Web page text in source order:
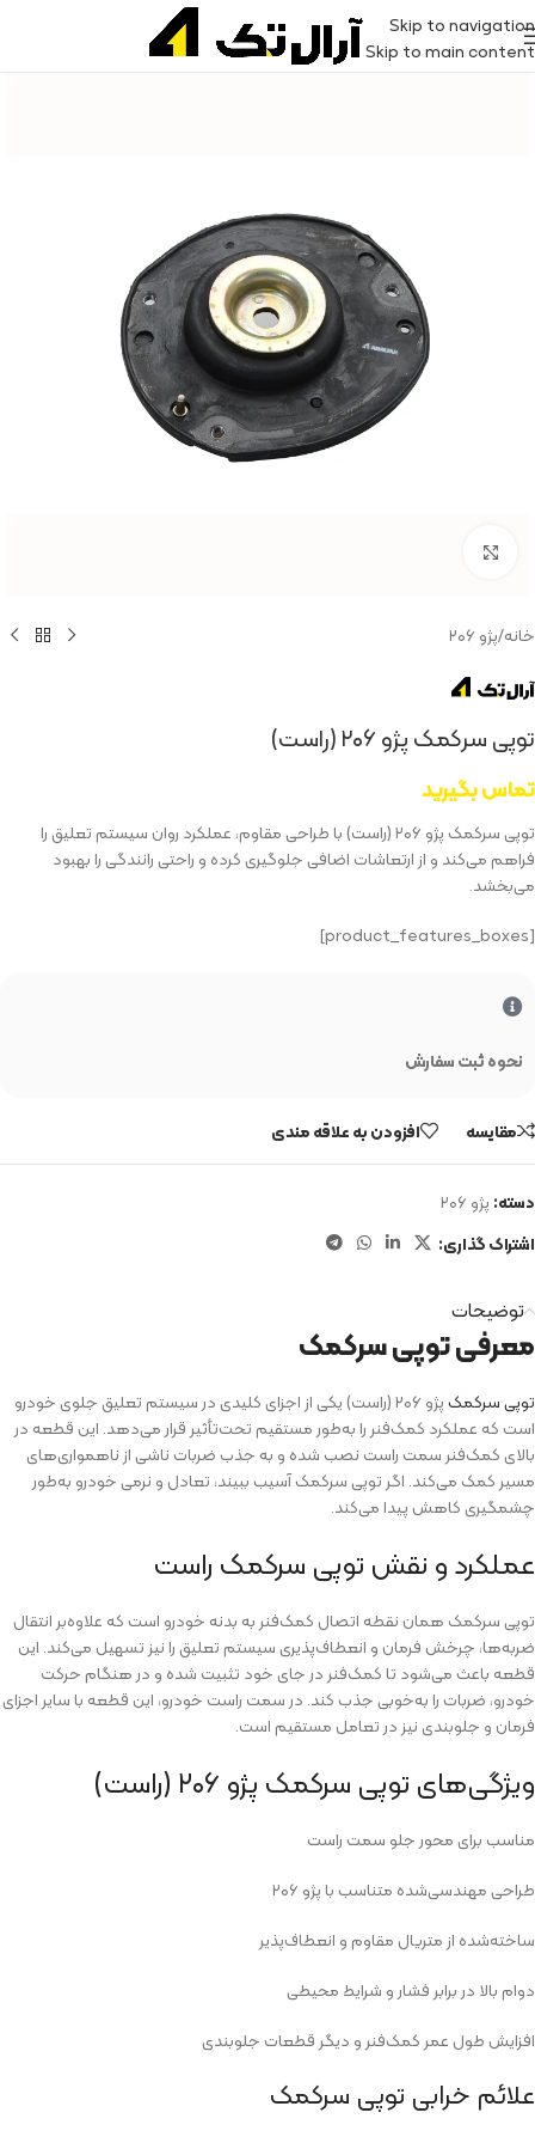
Skip to navigation
Skip to main content
خانه/پژو ۲۰۶
توپی سرکمک پژو ۲۰۶ (راست)
تماس بگیرید
توپی سرکمک پژو ۲۰۶ (راست) با طراحی مقاوم، عملکرد روان سیستم تعلیق را
فراهم می‌کند و از ارتعاشات اضافی جلوگیری کرده و راحتی رانندگی را بهبود
می‌بخشد.
[product_features_boxes]
نحوه ثبت سفارش
مقایسه افزودن به علاقه مندی
دسته: پژو ۲۰۶
اشتراک گذاری:
توضیحات
معرفی توپی سرکمک
توپی سرکمک
پژو ۲۰۶ (راست) یکی از اجزای کلیدی در سیستم تعلیق جلوی خودرو
است که عملکرد کمک‌فنر را به‌طور مستقیم تحت‌تأثیر قرار می‌دهد. این قطعه در
بالای کمک‌فنر سمت راست نصب شده و به جذب ضربات ناشی از ناهمواری‌های
مسیر کمک می‌کند. اگر توپی سرکمک آسیب ببیند، تعادل و نرمی خودرو به‌طور
چشمگیری کاهش پیدا می‌کند.
عملکرد و نقش توپی سرکمک راست
توپی سرکمک همان نقطه اتصال کمک‌فنر به بدنه خودرو است که علاوه‌بر انتقال
ضربه‌ها، چرخش فرمان و انعطاف‌پذیری سیستم تعلیق را نیز تسهیل می‌کند. این
قطعه باعث می‌شود تا کمک‌فنر در جای خود تثبیت شده و در هنگام حرکت
خودرو، ضربات را به‌خوبی جذب کند. در سمت راست خودرو، این قطعه با سایر اجزای
فرمان و جلوبندی نیز در تعامل مستقیم است.
ویژگی‌های توپی سرکمک پژو ۲۰۶ (راست)
مناسب برای محور جلو سمت راست
طراحی مهندسی‌شده متناسب با پژو ۲۰۶
ساخته‌شده از متریال مقاوم و انعطاف‌پذیر
دوام بالا در برابر فشار و شرایط محیطی
افزایش طول عمر کمک‌فنر و دیگر قطعات جلوبندی
علائم خرابی توپی سرکمک